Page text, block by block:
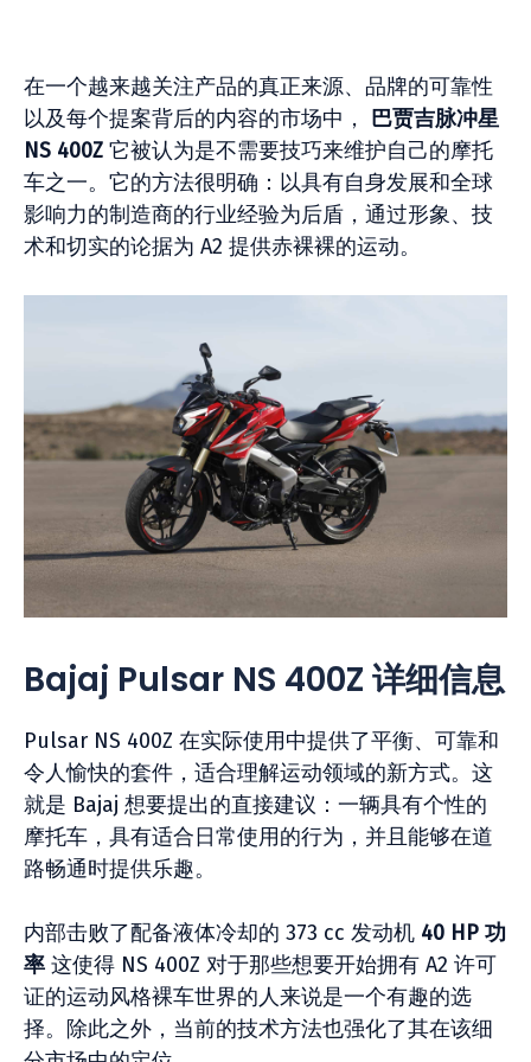
在一个越来越关注产品的真正来源、品牌的可靠性
以及每个提案背后的内容的市场中， 巴贾吉脉冲星
NS 400Z 它被认为是不需要技巧来维护自己的摩托
车之一。它的方法很明确：以具有自身发展和全球
影响力的制造商的行业经验为后盾，通过形象、技
术和切实的论据为 A2 提供赤裸裸的运动。
Bajaj Pulsar NS 400Z 详细信息
Pulsar NS 400Z 在实际使用中提供了平衡、可靠和
令人愉快的套件，适合理解运动领域的新方式。这
就是 Bajaj 想要提出的直接建议：一辆具有个性的
摩托车，具有适合日常使用的行为，并且能够在道
路畅通时提供乐趣。
内部击败了配备液体冷却的 373 cc 发动机 40 HP 功
率 这使得 NS 400Z 对于那些想要开始拥有 A2 许可
证的运动风格裸车世界的人来说是一个有趣的选
择。除此之外，当前的技术方法也强化了其在该细